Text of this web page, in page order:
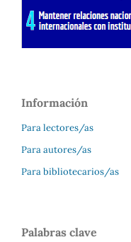
Información
Para lectores/as
Para autores/as
Para bibliotecarios/as
Palabras clave